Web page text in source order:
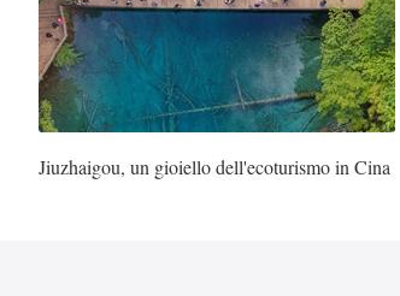
Jiuzhaigou, un gioiello dell'ecoturismo in Cina